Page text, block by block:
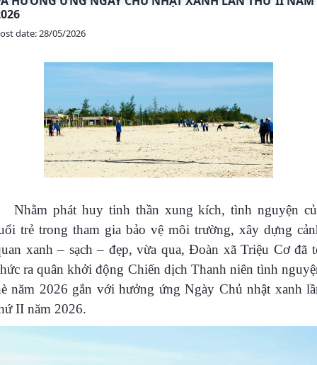
date: 28/05/2026
Nhằm phát huy tinh thần xung kích, tình nguyện
trẻ trong tham gia bảo vệ môi trường, xây dựng
xanh – sạch – đẹp, vừa qua, Đoàn xã Triệu Cơ đã
ra quân khởi động Chiến dịch Thanh niên tình
năm 2026 gắn với hưởng ứng Ngày Chủ nhật xanh
II năm 2026.